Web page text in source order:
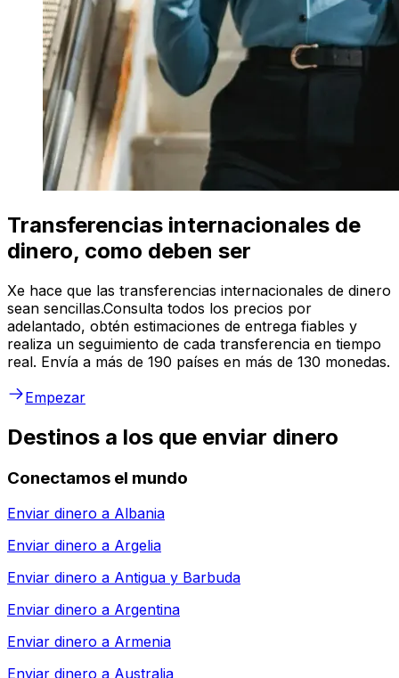
Transferencias internacionales de
dinero, como deben ser
Xe hace que las transferencias internacionales de dinero
sean sencillas.Consulta todos los precios por
adelantado, obtén estimaciones de entrega fiables y
realiza un seguimiento de cada transferencia en tiempo
real. Envía a más de 190 países en más de 130 monedas.
Empezar
Destinos a los que enviar dinero
Conectamos el mundo
Enviar dinero a Albania
Enviar dinero a Argelia
Enviar dinero a Antigua y Barbuda
Enviar dinero a Argentina
Enviar dinero a Armenia
Enviar dinero a Australia